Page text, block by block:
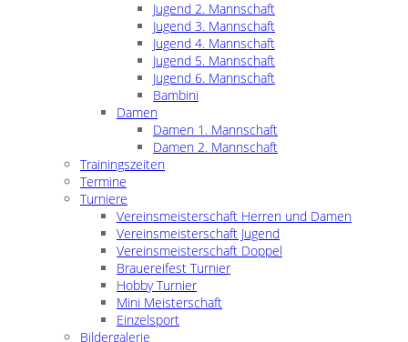
Jugend 2. Mannschaft
Jugend 3. Mannschaft
Jugend 4. Mannschaft
Jugend 5. Mannschaft
Jugend 6. Mannschaft
Bambini
Damen
Damen 1. Mannschaft
Damen 2. Mannschaft
Trainingszeiten
Termine
Turniere
Vereinsmeisterschaft Herren und Damen
Vereinsmeisterschaft Jugend
Vereinsmeisterschaft Doppel
Brauereifest Turnier
Hobby Turnier
Mini Meisterschaft
Einzelsport
Bildergalerie